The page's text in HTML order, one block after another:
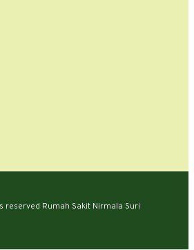
reserved Rumah Sakit Nirmala Suri